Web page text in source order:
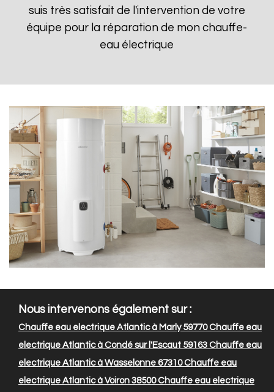
suis très satisfait de l'intervention de votre
équipe pour la réparation de mon chauffe-
eau électrique
Nous intervenons également sur :
Chauffe eau electrique Atlantic à Marly 59770Chauffe eau
electrique Atlantic à Condé sur l'Escaut 59163 Chauffe eau
electrique Atlantic à Wasselonne 67310Chauffe eau
electrique Atlantic à Voiron 38500Chauffe eau electrique